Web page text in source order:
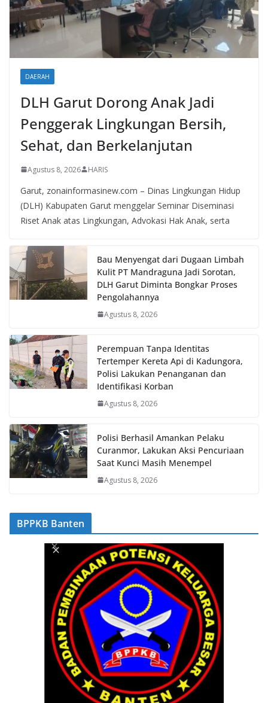
DAERAH
DLH Garut Dorong Anak Jadi
Penggerak Lingkungan Bersih,
Sehat, dan Berkelanjutan
Agustus 8, 2026 HARIS
Garut, zonainformasinew.com – Dinas Lingkungan Hidup
(DLH) Kabupaten Garut menggelar Seminar Diseminasi
Riset Anak atas Lingkungan, Advokasi Hak Anak, serta
Bau Menyengat dari Dugaan Limbah
Kulit PT Mandraguna Jadi Sorotan,
DLH Garut Diminta Bongkar Proses
Pengolahannya
Agustus 8, 2026
Perempuan Tanpa Identitas
Tertemper Kereta Api di Kadungora,
Polisi Lakukan Penanganan dan
Identifikasi Korban
Agustus 8, 2026
Polisi Berhasil Amankan Pelaku
Curanmor, Lakukan Aksi Pencuriaan
Saat Kunci Masih Menempel
Agustus 8, 2026
BPPKB Banten